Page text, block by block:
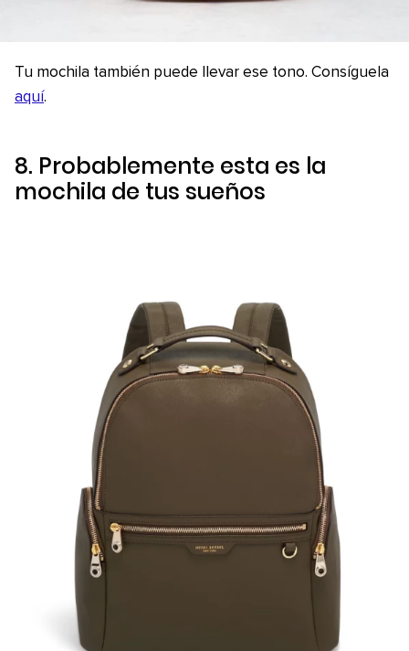
Tu mochila también puede llevar ese tono. Consíguela
aquí.
8. Probablemente esta es la
mochila de tus sueños